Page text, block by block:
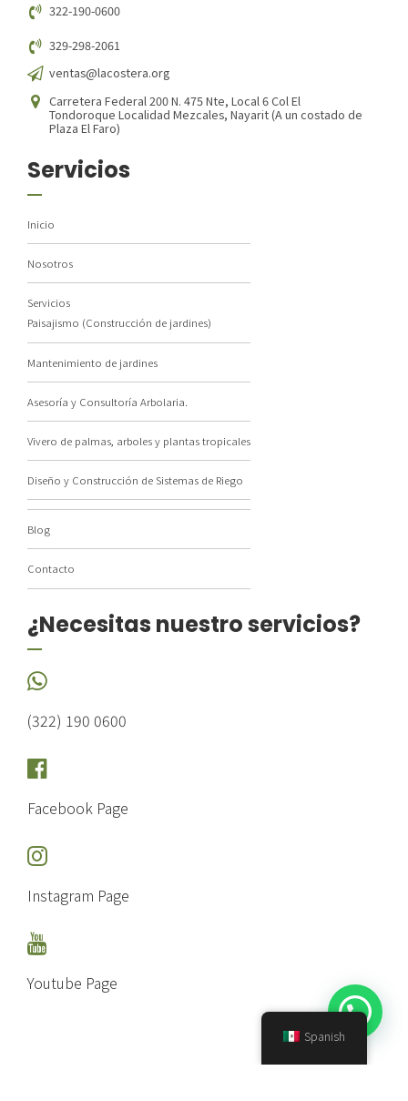
322-190-0600
329-298-2061
ventas@lacostera.org
Carretera Federal 200 N. 475 Nte, Local 6 Col El
Tondoroque Localidad Mezcales, Nayarit (A un costado de
Plaza El Faro)
Servicios
Inicio
Nosotros
Servicios
Paisajismo (Construcción de jardines)
Mantenimiento de jardines
Asesoría y Consultoría Arbolaria.
Vivero de palmas, arboles y plantas tropicales
Diseño y Construcción de Sistemas de Riego
Blog
Contacto
¿Necesitas nuestro servicios?
(322) 190 0600
Facebook Page
Instagram Page
Youtube Page
Spanish